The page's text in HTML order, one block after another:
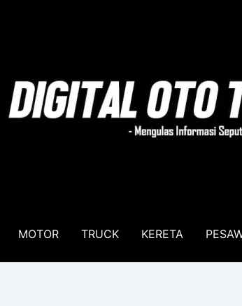
MOTOR TRUCK KERETA